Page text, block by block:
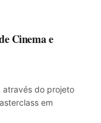
Cinema e
através do projeto
em